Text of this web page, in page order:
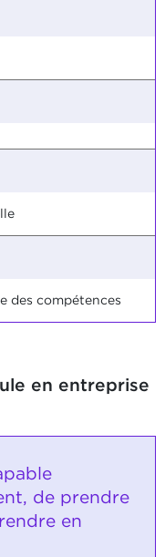
des compétences
en entreprise
de prendre
en